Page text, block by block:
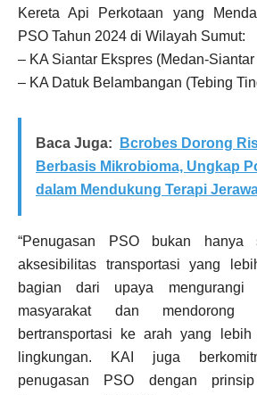
Kereta Api Perkotaan yang
PSO Tahun 2024 di Wilayah Sumut:
– KA Siantar Ekspres (Medan-
– KA Datuk Belambangan (Tebing
Baca Juga:
Bcrobes Dorong
Berbasis Mikrobioma, Ungkap
dalam Mendukung Terapi
“Penugasan PSO bukan hanya
aksesibilitas transportasi yang
bagian dari upaya mengurangi
masyarakat dan mendorong
bertransportasi ke arah yang
lingkungan. KAI juga
penugasan PSO dengan